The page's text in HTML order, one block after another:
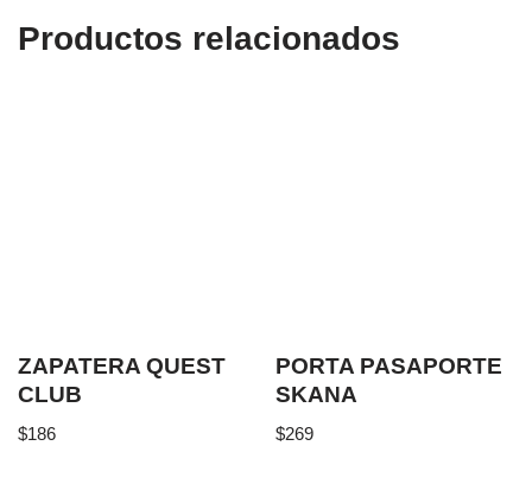
Productos relacionados
ZAPATERA QUEST
CLUB
$186
PORTA PASAPORTE
SKANA
$269